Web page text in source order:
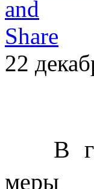
22
В
меры